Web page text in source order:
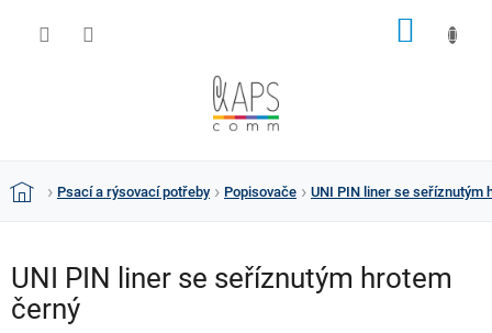
DomůPsací a rýsovací potřeby Popisovače UNI PIN liner se seříznutým
UNI PIN liner se seříznutým hrotem
černý